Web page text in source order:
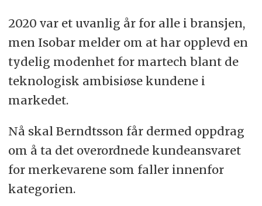
2020 var et uvanlig år for alle i bransjen,
men Isobar melder om at har opplevd en
tydelig modenhet for martech blant de
teknologisk ambisiøse kundene i
markedet.
Nå skal Berndtsson får dermed oppdrag
om å ta det overordnede kundeansvaret
for merkevarene som faller innenfor
kategorien.